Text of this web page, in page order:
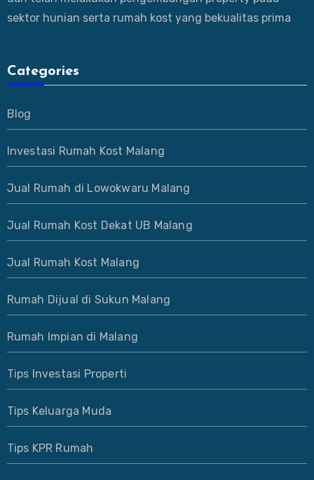
sektor hunian serta rumah kost yang bekualitas prima
Categories
Blog
Investasi Rumah Kost Malang
Jual Rumah di Lowokwaru Malang
Jual Rumah Kost Dekat UB Malang
Jual Rumah Kost Malang
Rumah Dijual di Sukun Malang
Rumah Impian di Malang
Tips Investasi Properti
Tips Keluarga Muda
Tips KPR Rumah